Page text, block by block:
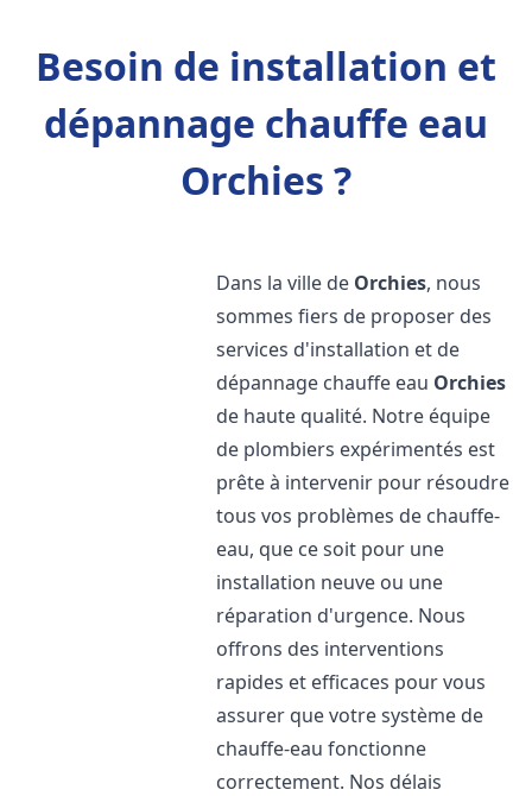
Besoin de installation et
dépannage chauffe eau
Orchies ?
Dans la ville de Orchies, nous
sommes fiers de proposer des
services d'installation et de
dépannage chauffe eau Orchies
de haute qualité. Notre équipe
de plombiers expérimentés est
prête à intervenir pour résoudre
tous vos problèmes de chauffe-
eau, que ce soit pour une
installation neuve ou une
réparation d'urgence. Nous
offrons des interventions
rapides et efficaces pour vous
assurer que votre système de
chauffe-eau fonctionne
correctement. Nos délais